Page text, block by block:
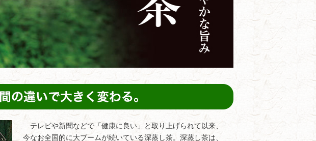
テレビや新聞などで「健康に良い」と取り上げられて以来、
今なお全国的に大ブームが続いている深蒸し茶。深蒸し茶は、